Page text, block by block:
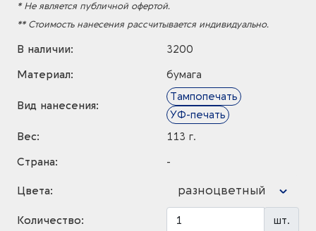
* Не является публичной офертой.
** Стоимость нанесения рассчитывается индивидуально.
В наличии:
3200
Материал:
бумага
Вид нанесения:
Тампопечать
УФ-печать
Вес:
113 г.
Страна:
-
Цвета: разноцветный
Количество: шт.